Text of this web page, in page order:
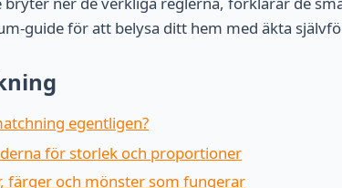
guide för att belysa ditt hem med äkta
egentligen?
för storlek och proportioner
färger och mönster som fungerar